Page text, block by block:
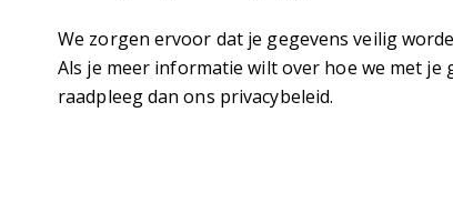
We zorgen ervoor dat je gegevens veilig
Als je meer informatie wilt over hoe we met je
raadpleeg dan ons privacybeleid.